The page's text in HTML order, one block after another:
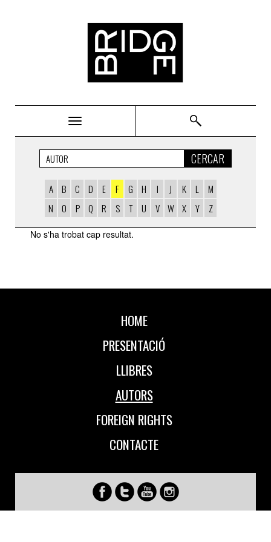
CERCAR
A B C D E F G H I J K L
M
N
O P Q R S T U V W X Y Z
AUTORS
No s'ha trobat cap resultat.
HOME
PRESENTACIÓ
LLIBRES
AUTORS
FOREIGN RIGHTS
CONTACTE